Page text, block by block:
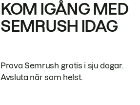
KOM IGÅNG MED
SEMRUSH IDAG
Prova Semrush gratis i sju dagar.
Avsluta när som helst.